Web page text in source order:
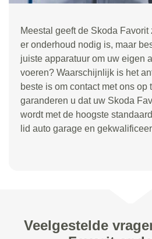
Meestal geeft de Skoda
er onderhoud nodig is, maar
juiste apparatuur om uw eigen
voeren? Waarschijnlijk is het
beste is om contact met ons op
garanderen u dat uw Skoda
wordt met de hoogste
lid auto garage en
Veelgestelde